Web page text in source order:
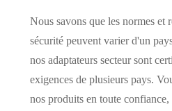
Nous savons que les normes et
sécurité peuvent varier d'un
nos adaptateurs secteur sont
exigences de plusieurs pays.
nos produits en toute